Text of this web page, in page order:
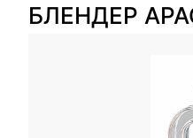
БЛЕНДЕР